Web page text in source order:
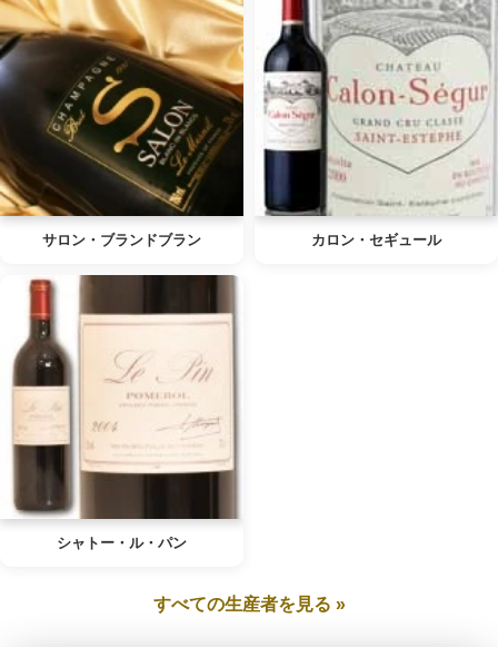
サロン・ブランドブラン カロン・セギュール
シャトー・ル・パン
すべての生産者を見る »